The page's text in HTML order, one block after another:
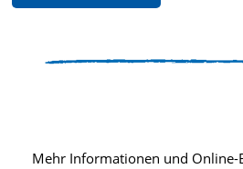
Mehr Informationen und Online-